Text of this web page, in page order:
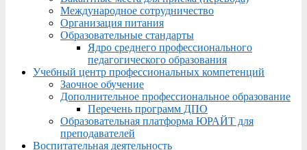
Международное сотрудничество
Организация питания
Образовательные стандарты
Ядро среднего профессионального
педагогического образования
Учебный центр профессиональных компетенций
Заочное обучение
Дополнительное профессиональное образование
Перечень программ ДПО
Образовательная платформа ЮРАЙТ для
преподавателей
Воспитательная деятельность